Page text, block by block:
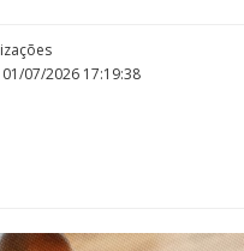
07/2026 17:19:38